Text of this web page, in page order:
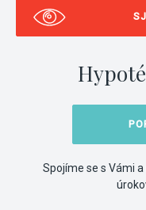
Spojíme se s Vámi